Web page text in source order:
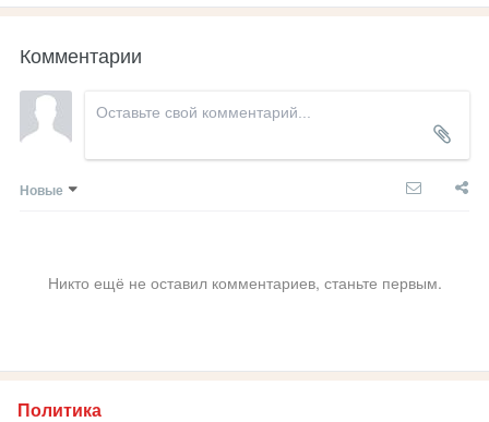
Комментарии
Новые
Никто ещё не оставил комментариев, станьте первым.
Политика